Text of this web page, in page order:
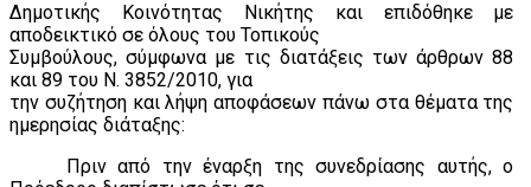
Δημοτικής Κοινότητας Νικήτης και επιδόθηκε με
αποδεικτικό σε όλους του Τοπικούς
Συμβούλους, σύμφωνα με τις διατάξεις των άρθρων 88
και 89 του Ν. 3852/2010, για
την συζήτηση και λήψη αποφάσεων πάνω στα θέματα της
ημερησίας διάταξης:
Πριν από την έναρξη της συνεδρίασης αυτής, ο